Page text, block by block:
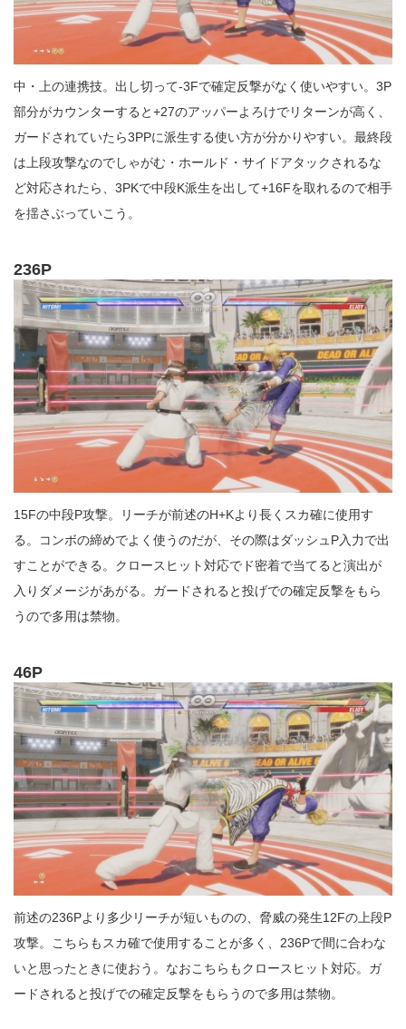
中・上の連携技。出し切って-3Fで確定反撃がなく使いやすい。3P
部分がカウンターすると+27のアッパーよろけでリターンが高く、
ガードされていたら3PPに派生する使い方が分かりやすい。最終段
は上段攻撃なのでしゃがむ・ホールド・サイドアタックされるな
ど対応されたら、3PKで中段K派生を出して+16Fを取れるので相手
を揺さぶっていこう。
236P
15Fの中段P攻撃。リーチが前述のH+Kより長くスカ確に使用す
る。コンボの締めでよく使うのだが、その際はダッシュP入力で出
すことができる。クロースヒット対応でド密着で当てると演出が
入りダメージがあがる。ガードされると投げでの確定反撃をもら
うので多用は禁物。
46P
前述の236Pより多少リーチが短いものの、脅威の発生12Fの上段P
攻撃。こちらもスカ確で使用することが多く、236Pで間に合わな
いと思ったときに使おう。なおこちらもクロースヒット対応。ガ
ードされると投げでの確定反撃をもらうので多用は禁物。